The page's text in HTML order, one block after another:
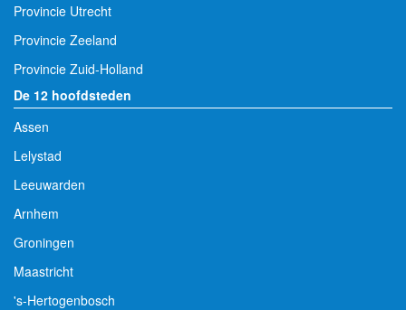
Provincie Utrecht
Provincie Zeeland
Provincie Zuid-Holland
De 12 hoofdsteden
Assen
Lelystad
Leeuwarden
Arnhem
Groningen
Maastricht
's-Hertogenbosch